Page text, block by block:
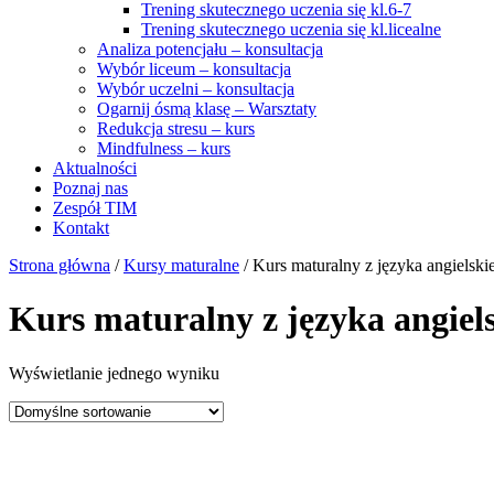
Trening skutecznego uczenia się kl.6-7
Trening skutecznego uczenia się kl.licealne
Analiza potencjału – konsultacja
Wybór liceum – konsultacja
Wybór uczelni – konsultacja
Ogarnij ósmą klasę – Warsztaty
Redukcja stresu – kurs
Mindfulness – kurs
Aktualności
Poznaj nas
Zespół TIM
Kontakt
Strona główna /Kursy maturalne / Kurs maturalny z języka
Kurs maturalny z języka
Wyświetlanie jednego wyniku